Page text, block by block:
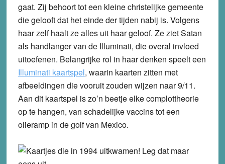
gaat. Zij behoort tot een kleine christelijke gemeente
die gelooft dat het einde der tijden nabij is. Volgens
haar zelf haalt ze alles uit haar geloof. Ze ziet Satan
als handlanger van de Illuminati, die overal invloed
uitoefenen. Belangrijke rol in haar denken speelt een
Illuminati kaartspel, waarin kaarten zitten met
afbeeldingen die vooruit zouden wijzen naar 9/11.
Aan dit kaartspel is zo’n beetje elke complottheorie
op te hangen, van schadelijke vaccins tot een
olieramp in de golf van Mexico.